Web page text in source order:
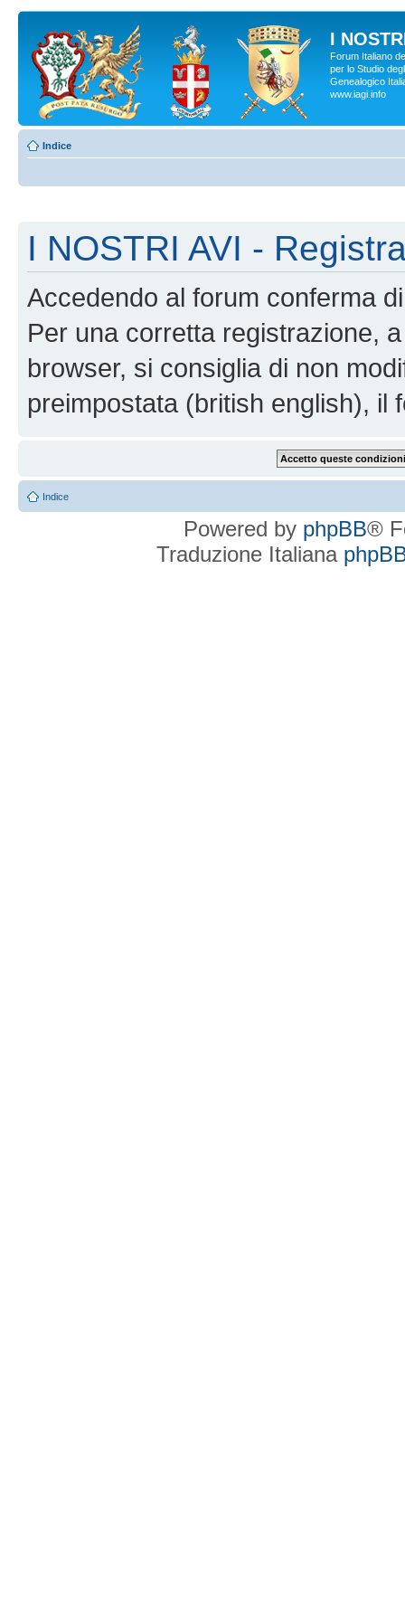
I
Forum Italiano
per lo Studio
Genealogico
www.iagi.info
Indice
I NOSTRI AVI -
Accedendo al forum conferma
Per una corretta registrazione,
browser, si consiglia di non
preimpostata (british english), il
Indice
Powered by phpBB®
Traduzione Italiana